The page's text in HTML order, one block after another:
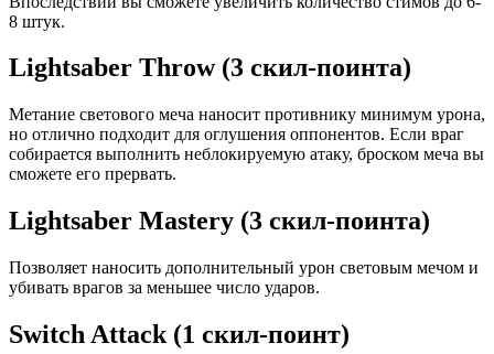
8 штук.
Lightsaber Throw (3 скил-поинта)
Метание светового меча наносит противнику минимум урона,
но отлично подходит для оглушения оппонентов. Если враг
собирается выполнить неблокируемую атаку, броском меча вы
сможете его прервать.
Lightsaber Mastery (3 скил-поинта)
Позволяет наносить дополнительный урон световым мечом и
убивать врагов за меньшее число ударов.
Switch Attack (1 скил-поинт)